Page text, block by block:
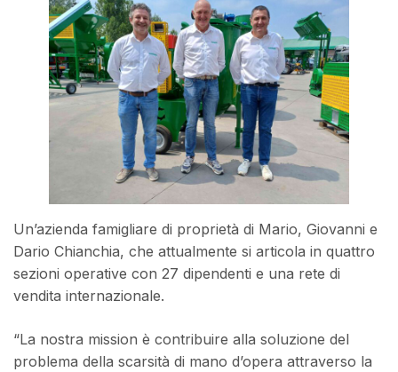
Un’azienda famigliare di proprietà di Mario, Giovanni e
Dario Chianchia, che attualmente si articola in quattro
sezioni operative con 27 dipendenti e una rete di
vendita internazionale.
“La nostra mission è contribuire alla soluzione del
problema della scarsità di mano d’opera attraverso la